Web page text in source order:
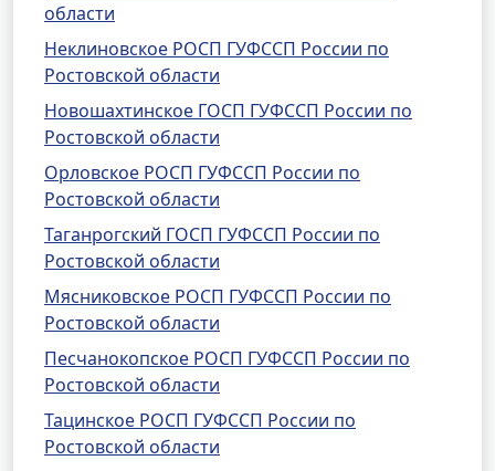
области
Неклиновское РОСП ГУФССП России по
Ростовской области
Новошахтинское ГОСП ГУФССП России по
Ростовской области
Орловское РОСП ГУФССП России по
Ростовской области
Таганрогский ГОСП ГУФССП России по
Ростовской области
Мясниковское РОСП ГУФССП России по
Ростовской области
Песчанокопское РОСП ГУФССП России по
Ростовской области
Тацинское РОСП ГУФССП России по
Ростовской области